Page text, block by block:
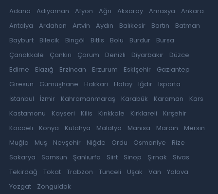
Adana Adıyaman Afyon Ağrı Aksaray Amasya
Ankara
Antalya
Ardahan Artvin Aydın Balıkesir Bartın
Batman
Bayburt
Bilecik Bingöl Bitlis Bolu Burdur
Bursa
Çanakkale
Çankırı Çorum Denizli Diyarbakır
Düzce
Edirne
Elazığ Erzincan Erzurum Eskişehir
Gaziantep
Giresun
Gümüşhane Hakkari Hatay Iğdır
Isparta
İstanbul
İzmir Kahramanmaraş Karabük Karaman
Kars
Kastamonu
Kayseri Kilis Kırıkkale Kırklareli
Kırşehir
Kocaeli
Konya Kütahya Malatya Manisa Mardin
Mersin
Muğla
Muş Nevşehir Niğde Ordu Osmaniye
Rize
Sakarya
Samsun Şanlıurfa Siirt Sinop Şırnak
Sivas
Tekirdağ
Tokat Trabzon Tunceli Uşak Van
Yalova
Yozgat
Zonguldak